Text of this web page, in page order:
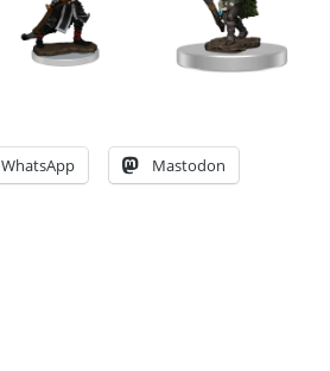
WhatsApp Mastodon